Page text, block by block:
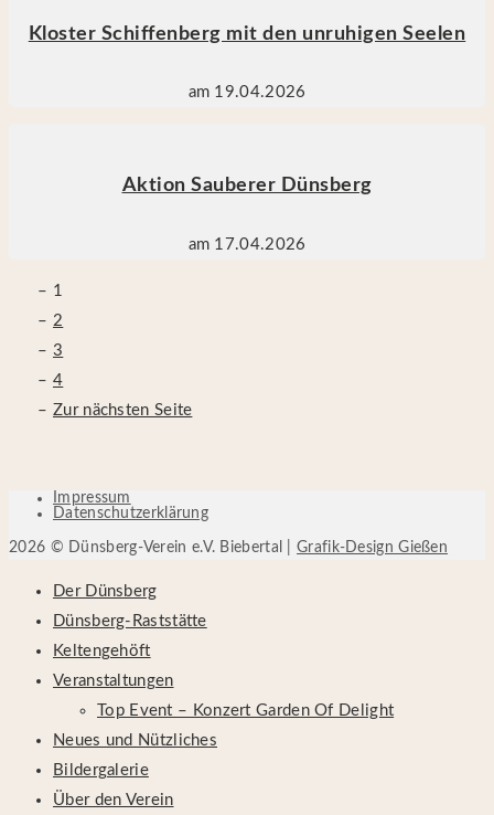
Kloster Schiffenberg mit den unruhigen Seelen
am 19.04.2026
Aktion Sauberer Dünsberg
am 17.04.2026
1
2
3
4
Zur nächsten Seite
Impressum
Datenschutzerklärung
2026 © Dünsberg-Verein e.V. Biebertal |Grafik-Design Gießen
Der Dünsberg
Dünsberg-Raststätte
Keltengehöft
Veranstaltungen
Top Event – Konzert Garden Of Delight
Neues und Nützliches
Bildergalerie
Über den Verein